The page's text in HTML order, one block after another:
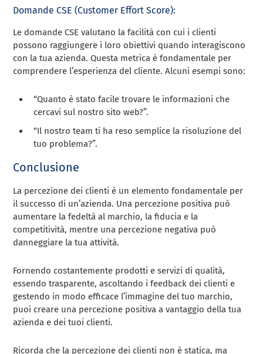
Domande CSE (Customer Effort Score):
Le domande CSE valutano la facilità con cui i clienti
possono raggiungere i loro obiettivi quando interagiscono
con la tua azienda. Questa metrica è fondamentale per
comprendere l’esperienza del cliente. Alcuni esempi sono:
“Quanto è stato facile trovare le informazioni che
cercavi sul nostro sito web?”.
“Il nostro team ti ha reso semplice la risoluzione del
tuo problema?”.
Conclusione
La percezione dei clienti è un elemento fondamentale per
il successo di un’azienda. Una percezione positiva può
aumentare la fedeltà al marchio, la fiducia e la
competitività, mentre una percezione negativa può
danneggiare la tua attività.
Fornendo costantemente prodotti e servizi di qualità,
essendo trasparente, ascoltando i feedback dei clienti e
gestendo in modo efficace l’immagine del tuo marchio,
puoi creare una percezione positiva a vantaggio della tua
azienda e dei tuoi clienti.
Ricorda che la percezione dei clienti non è statica, ma